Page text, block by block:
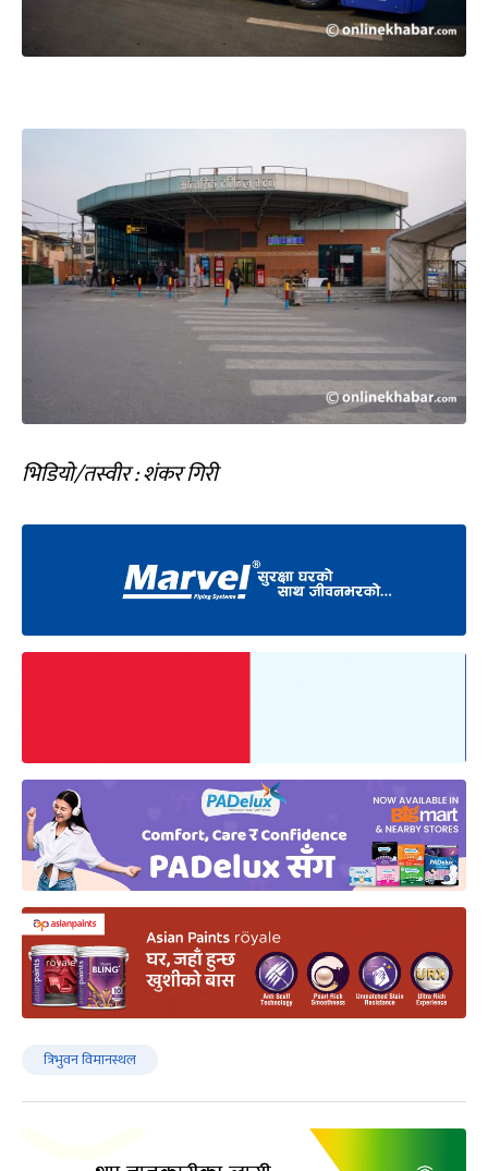
भिडियो/तस्वीर : शंकर गिरी
त्रिभुवन विमानस्थल